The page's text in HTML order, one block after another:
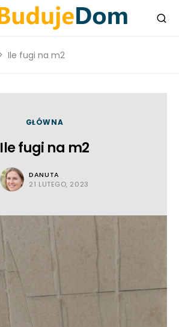
Ile fugi na m2
GŁÓWNA
Ile fugi na m2
DANUTA
21 LUTEGO, 2023